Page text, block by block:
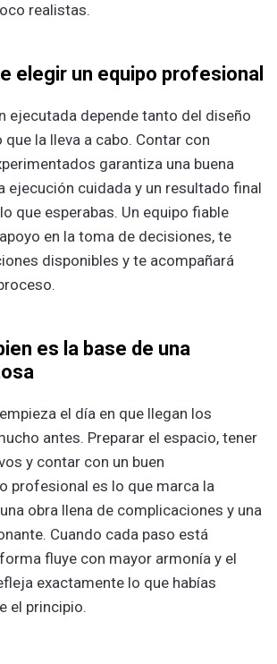
realistas.
elegir un equipo profesional
ejecutada depende tanto del diseño
la lleva a cabo. Contar con
garantiza una buena
ejecución cuidada y un resultado final
que esperabas. Un equipo fiable
en la toma de decisiones, te
disponibles y te acompañará
es la base de una
el día en que llegan los
antes. Preparar el espacio, tener
y contar con un buen
profesional es lo que marca la
obra llena de complicaciones y una
Cuando cada paso está
fluye con mayor armonía y el
exactamente lo que habías
el principio.